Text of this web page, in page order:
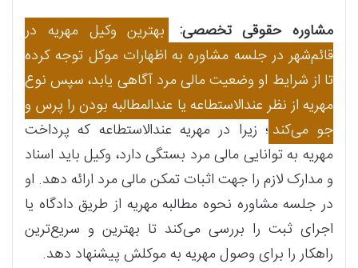
مشاوره حقوقی تخصصی:
بهترین وکیل مهریه در
قائم‌شهر در جلسه مشاوره به اظهارات موکل توجه کرده
تا از شرایط او وضعیت مالی مرد آگاهی یابد، سپس نوع
مهریه از نظر عندالاستطاعه یا عندالمطالبه بودن را پرس و
جو می‌کند ؛ زیرا در مهریه عندالاستطاعه که پرداخت
مهریه به توانایی مالی مرد بستگی دارد، وکیل باید اسناد
و مدارک لازم را جهت اثبات تمکن مالی مرد ارائه دهد. او
در جلسه مشاوره نحوه مطالبه مهریه از طریق دادگاه یا
اجرای ثبت را بررسی می‌کند تا بهترین و سریع‌ترین
راهکار را برای وصول مهریه به موکلش پیشنهاد دهد.